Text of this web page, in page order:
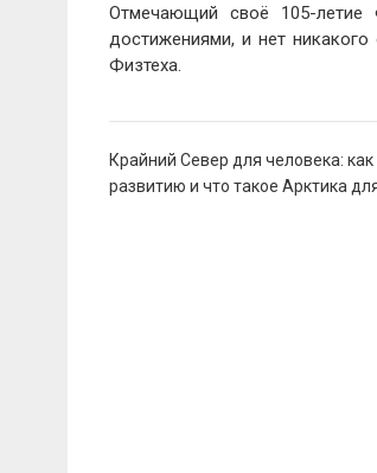
Отмечающий своё 105-
достижениями, и нет
Физтеха.
Навигация
по
Крайний Север для человека:
развитию и что такое Арктика